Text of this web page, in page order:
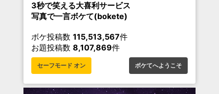
3秒で笑える大喜利サービス
写真で一言ボケて(bokete)
ボケ投稿数 115,513,567件
お題投稿数 8,107,869件
セーフモード オン ボケてへようこそ